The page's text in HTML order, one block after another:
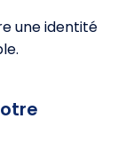
une identité